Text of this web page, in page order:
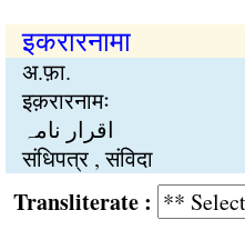
इकरारनामा
अ.फ़ा.
इक़रारनामः
اقرار نامہ
संधिपत्र , संविदा
: